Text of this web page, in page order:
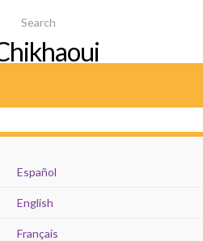
Español
English
Français